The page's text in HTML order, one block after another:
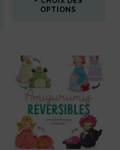
OPTIONS
plusieurs
variations.
Les
options
peuvent